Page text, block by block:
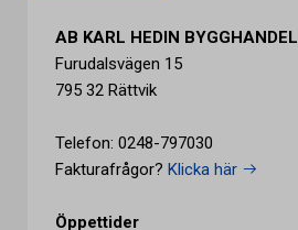
AB KARL HEDIN BYGGHANDEL
Furudalsvägen 15
795 32 Rättvik
Telefon: 0248-797030
Fakturafrågor? Klicka här
Öppettider